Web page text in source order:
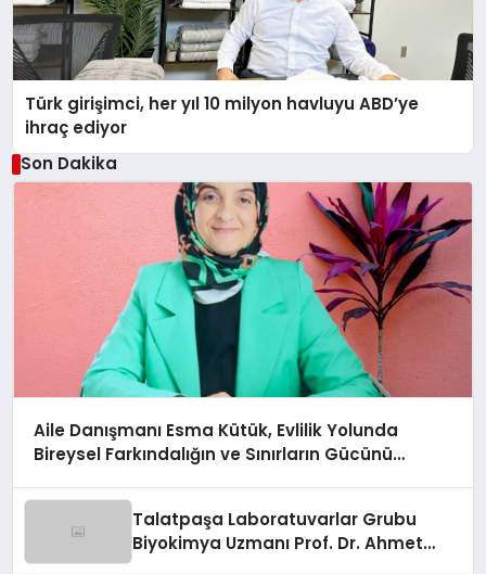
Türk girişimci, her yıl 10 milyon havluyu ABD’ye
ihraç ediyor
Son Dakika
Aile Danışmanı Esma Kütük, Evlilik Yolunda
Bireysel Farkındalığın ve Sınırların Gücünü
Talatpaşa Laboratuvarlar Grubu
Biyokimya Uzmanı Prof. Dr. Ahmet